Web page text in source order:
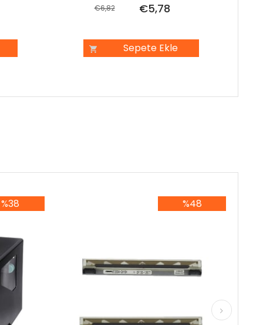
€5,78
€6,82
Sepete Ekle
%38
%48